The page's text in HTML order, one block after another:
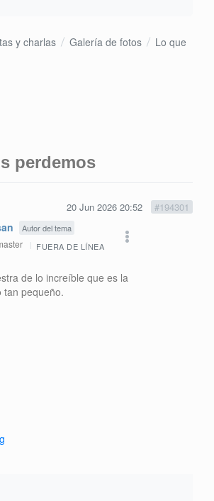
y charlas Galería de fotos
Lo que
perdemos
20 Jun 2026 20:52 #194301
Autor del tema
FUERA DE LÍNEA
de lo increíble que es la
tan pequeño.